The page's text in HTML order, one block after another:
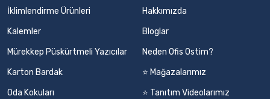
İklimlendirme Ürünleri
Kalemler
Mürekkep Püskürtmeli Yazıcılar
Karton Bardak
Oda Kokuları
Hakkımızda
Bloglar
Neden Ofis Ostim?
⭐ Mağazalarımız
⭐ Tanıtım Videolarımız